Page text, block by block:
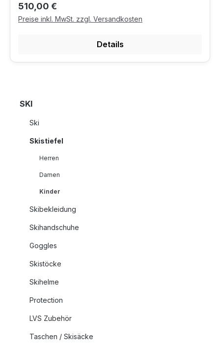
Regulärer Preis:
510,00 €
Preise inkl. MwSt. zzgl. Versandkosten
Details
SKI
Ski
Skistiefel
Herren
Damen
Kinder
Skibekleidung
Skihandschuhe
Goggles
Skistöcke
Skihelme
Protection
LVS Zubehör
Taschen / Skisäcke